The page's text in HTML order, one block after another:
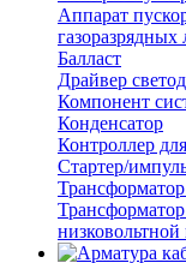
Аппарат
газоразрядных
Балласт
Драйвер
Компонент
Конденсатор
Контроллер
Стартер/